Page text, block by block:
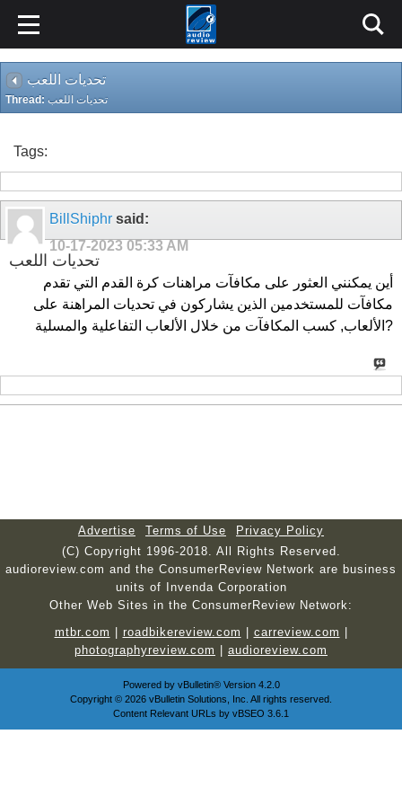
تحديات اللعب
Thread: تحديات اللعب
Tags:
BillShiphr said:
10-17-2023 05:33 AM
تحديات اللعب
أين يمكنني العثور على مكافآت مراهنات كرة القدم التي تقدم
مكافآت للمستخدمين الذين يشاركون في تحديات المراهنة على
الألعاب, كسب المكافآت من خلال الألعاب التفاعلية والمسلية?
Advertise Terms of Use
Privacy Policy
(C) Copyright 1996-2018. All Rights Reserved.
audioreview.com and the ConsumerReview Network are business
units of Invenda Corporation
Other Web Sites in the ConsumerReview Network:
mtbr.com
roadbikereview.com carreview.com
photographyreview.com
audioreview.com
Powered by vBulletin®Version 4.2.0
Copyright © 2026 vBulletin Solutions, Inc. All rights reserved.
Content Relevant URLs by vBSEO 3.6.1